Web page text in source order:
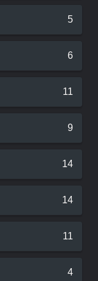
5
6
11
9
14
14
11
4